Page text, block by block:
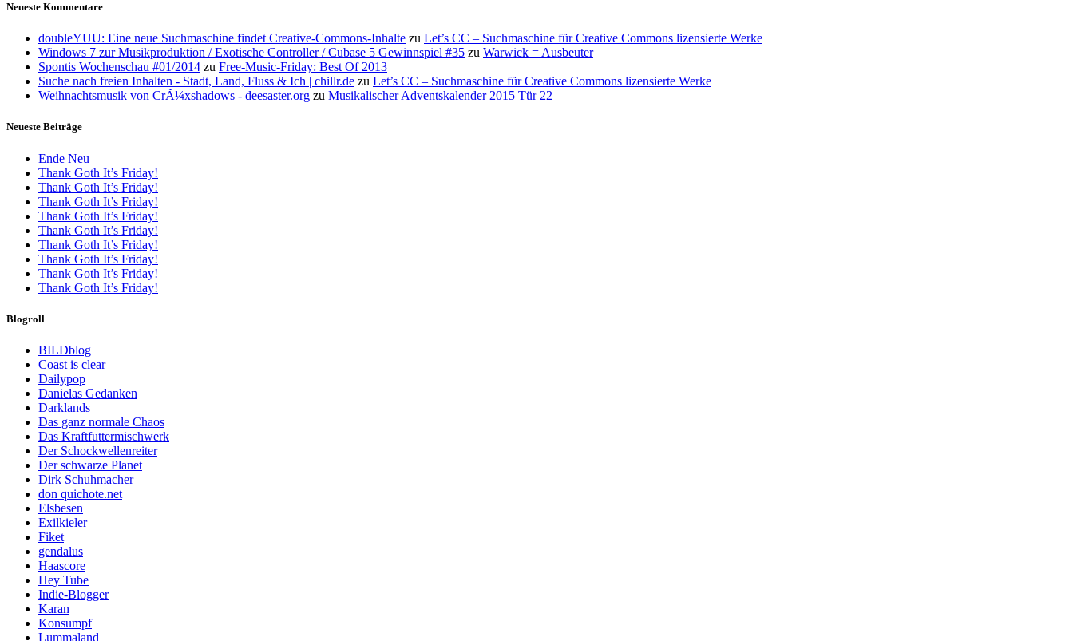
Neueste Kommentare
doubleYUU: Eine neue Suchmaschine findet Creative-Commons-Inhalte zu Let’s CC – Suchmaschine für Creative Commons lizensierte Werke
Windows 7 zur Musikproduktion / Exotische Controller / Cubase 5 Gewinnspiel #35 zu Warwick = Ausbeuter
Spontis Wochenschau #01/2014 zu Free-Music-Friday: Best Of 2013
Suche nach freien Inhalten - Stadt, Land, Fluss & Ich | chillr.de zu Let’s CC – Suchmaschine für Creative Commons lizensierte Werke
Weihnachtsmusik von CrÃ¼xshadows - deesaster.org zu Musikalischer Adventskalender 2015 Tür 22
Neueste Beiträge
Ende Neu
Thank Goth It’s Friday!
Thank Goth It’s Friday!
Thank Goth It’s Friday!
Thank Goth It’s Friday!
Thank Goth It’s Friday!
Thank Goth It’s Friday!
Thank Goth It’s Friday!
Thank Goth It’s Friday!
Thank Goth It’s Friday!
Blogroll
BILDblog
Coast is clear
Dailypop
Danielas Gedanken
Darklands
Das ganz normale Chaos
Das Kraftfuttermischwerk
Der Schockwellenreiter
Der schwarze Planet
Dirk Schuhmacher
don quichote.net
Elsbesen
Exilkieler
Fiket
gendalus
Haascore
Hey Tube
Indie-Blogger
Karan
Konsumpf
Lummaland